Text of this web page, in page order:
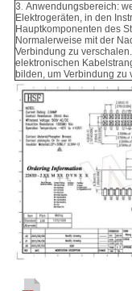
3. Anwendungsbereich:
Elektrogeräten, in den
Hauptkomponenten des
Normalerweise mit der
Verbindung zu
elektronischen
bilden, um Verbindung zu